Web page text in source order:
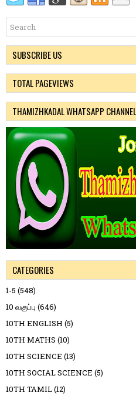
SUBSCRIBE US
TOTAL PAGEVIEWS
THAMIZHKADAL WHATSAPP CHANNEL
CATEGORIES
1-5 (548)
10 வகுப்பு (646)
10TH ENGLISH (5)
10TH MATHS (10)
10TH SCIENCE (13)
10TH SOCIAL SCIENCE (5)
10TH TAMIL(12)